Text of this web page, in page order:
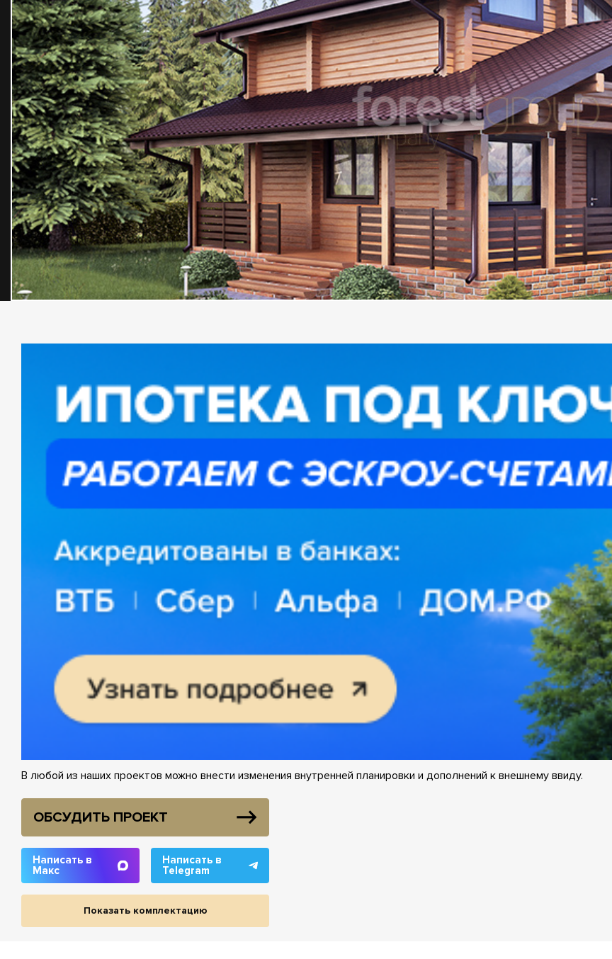
В любой из наших проектов можно внести изменения внутренней планировки и дополнений к внешнему ввиду.
ОБСУДИТЬ ПРОЕКТ
Написать в
Макс
Написать в
Telegram
Показать комплектацию